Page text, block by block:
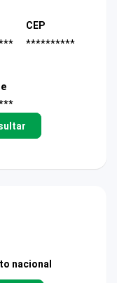
CEP
**********
nacional